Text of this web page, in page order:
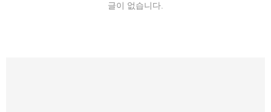
글이 없습니다.